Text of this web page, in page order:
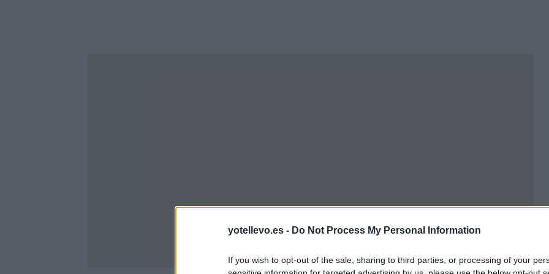
yotellevo.es - Do Not Process My Personal Information
If you wish to opt-out of the sale, sharing to third parties, or processing of your